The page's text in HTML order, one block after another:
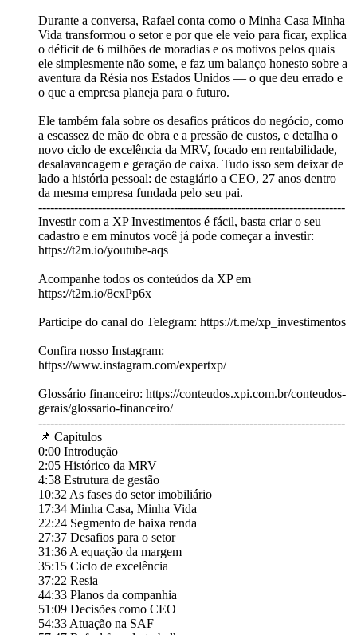
Durante a conversa, Rafael conta como o Minha Casa Minha
Vida transformou o setor e por que ele veio para ficar, explica
o déficit de 6 milhões de moradias e os motivos pelos quais
ele simplesmente não some, e faz um balanço honesto sobre a
aventura da Résia nos Estados Unidos — o que deu errado e
o que a empresa planeja para o futuro.
Ele também fala sobre os desafios práticos do negócio, como
a escassez de mão de obra e a pressão de custos, e detalha o
novo ciclo de excelência da MRV, focado em rentabilidade,
desalavancagem e geração de caixa. Tudo isso sem deixar de
lado a história pessoal: de estagiário a CEO, 27 anos dentro
da mesma empresa fundada pelo seu pai.
-----------------------------------------------------------------------------
Investir com a XP Investimentos é fácil, basta criar o seu
cadastro e em minutos você já pode começar a investir:
https://t2m.io/youtube-aqs
Acompanhe todos os conteúdos da XP em
https://t2m.io/8cxPp6x
Participe do canal do Telegram: https://t.me/xp_investimentos
Confira nosso Instagram:
https://www.instagram.com/expertxp/
Glossário financeiro: https://conteudos.xpi.com.br/conteudos-
gerais/glossario-financeiro/
-----------------------------------------------------------------------------
📌 Capítulos
0:00 Introdução
2:05 Histórico da MRV
4:58 Estrutura de gestão
10:32 As fases do setor imobiliário
17:34 Minha Casa, Minha Vida
22:24 Segmento de baixa renda
27:37 Desafios para o setor
31:36 A equação da margem
35:15 Ciclo de excelência
37:22 Resia
44:33 Planos da companhia
51:09 Decisões como CEO
54:33 Atuação na SAF